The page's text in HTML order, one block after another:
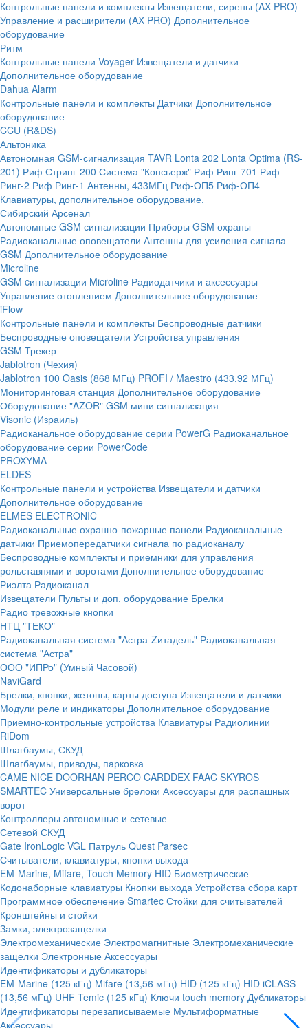
Контрольные панели и комплекты Извещатели, сирены (AX PRO)
Управление и расширители (AX PRO) Дополнительное
оборудование
Ритм
Контрольные панели Voyager Извещатели и датчики
Дополнительное оборудование
Dahua Alarm
Контрольные панели и комплекты Датчики Дополнительное
оборудование
CCU (R&DS)
Альтоника
Автономная GSM-сигнализация TAVR Lonta 202 Lonta Optima (RS-
201) Риф Стринг-200 Система "Консьерж" Риф Ринг-701 Риф
Ринг-2 Риф Ринг-1 Антенны, 433МГц Риф-ОП5 Риф-ОП4
Клавиатуры, дополнительное оборудование.
Сибирский Арсенал
Автономные GSM сигнализации Приборы GSM охраны
Радиоканальные оповещатели Антенны для усиления сигнала
GSM Дополнительное оборудование
Microline
GSM cигнализации Microline Радиодатчики и аксессуары
Управление отоплением Дополнительное оборудование
iFlow
Контрольные панели и комплекты Беспроводные датчики
Беспроводные оповещатели Устройства управления
GSM Трекер
Jablotron (Чехия)
Jablotron 100 Oasis (868 МГц) PROFI / Maestro (433,92 МГц)
Мониторинговая станция Дополнительное оборудование
Оборудование "AZOR" GSM мини сигнализация
Visonic (Израиль)
Радиоканальное оборудование серии PowerG Радиоканальное
оборудование серии PowerCode
PROXYMA
ELDES
Контрольные панели и устройства Извещатели и датчики
Дополнительное оборудование
ELMES ELECTRONIC
Радиоканальные охранно-пожарные панели Радиоканальные
датчики Приемопередатчики сигнала по радиоканалу
Беспроводные комплекты и приемники для управления
рольставнями и воротами Дополнительное оборудование
Риэлта Радиоканал
Извещатели Пульты и доп. оборудование Брелки
Радио тревожные кнопки
НТЦ "ТЕКО"
Радиоканальная система "Астра-Zитадель" Радиоканальная
система "Астра"
ООО "ИПРо" (Умный Часовой)
NaviGard
Брелки, кнопки, жетоны, карты доступа Извещатели и датчики
Модули реле и индикаторы Дополнительное оборудование
Приемно-контрольные устройства Клавиатуры Радиолинии
RiDom
Шлагбаумы, СКУД
Шлагбаумы, приводы, парковка
CAME NICE DOORHAN PERCO CARDDEX FAAC SKYROS
SMARTEC Универсальные брелоки Аксессуары для распашных
ворот
Контроллеры автономные и сетевые
Сетевой СКУД
Gate IronLogic VGL Патруль Quest Parsec
Считыватели, клавиатуры, кнопки выхода
EM-Marine, Mifare, Touch Memory HID Биометрические
Кодонаборные клавиатуры Кнопки выхода Устройства сбора карт
Программное обеспечение Smartec Стойки для считывателей
Кронштейны и стойки
Замки, электрозащелки
Электромеханические Электромагнитные Электромеханические
защелки Электронные Аксессуары
Идентификаторы и дубликаторы
EM-Marine (125 кГц) Mifare (13,56 мГц) HID (125 кГц) HID iCLASS
(13,56 мГц) UHF Temic (125 кГц) Ключи touch memory Дубликаторы
Идентификаторы перезаписываемые Мультиформатные
Аксессуары